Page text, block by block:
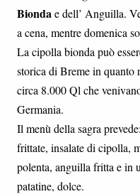
Biondae dell’ Anguilla.
a cena, mentre domenica
La cipolla bionda può
storica di Breme in quanto
circa 8.000 Ql che
Germania.
Il menù della sagra
frittate, insalate di cipolla,
polenta, anguilla fritta e in
patatine, dolce.